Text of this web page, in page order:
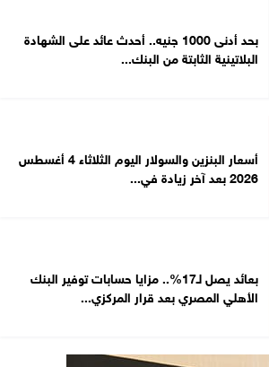
بحد أدنى 1000 جنيه.. أحدث عائد على الشهادة
البلاتينية الثابتة من البنك...
أسعار البنزين والسولار اليوم الثلاثاء 4 أغسطس
2026 بعد آخر زيادة في...
بعائد يصل لـ17%.. مزايا حسابات توفير البنك
الأهلي المصري بعد قرار المركزي...